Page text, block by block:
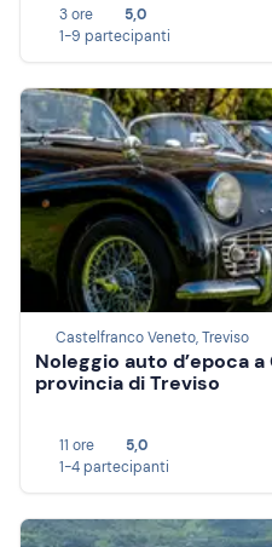
3 ore
5,0
1-9 partecipanti
Castelfranco Veneto, Treviso
Noleggio auto d’epoca
provincia di Treviso
11 ore
5,0
1-4 partecipanti